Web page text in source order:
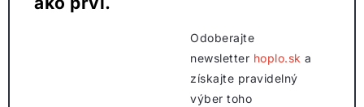
Odoberajte
newsletter hoplo.sk a
získajte pravidelný
výber toho